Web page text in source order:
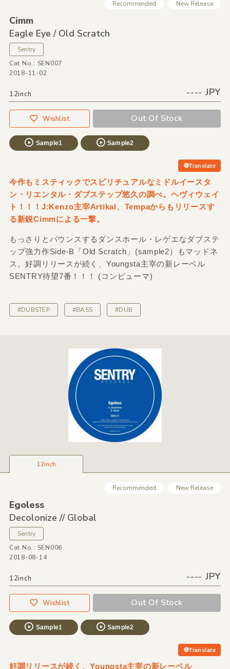
Recommended New Release
Cimm
Eagle Eye /Old Scratch
Sentry
Cat No.: SEN007
2018-11-02
12inch ---- JPY
Wishlist Out Of Stock
Sample1 Sample2
Translate
今作もミスティックでスピリチュアルなミドルイースタ
ン・リエンタル・ダブステップ悠久の調べ。ヘヴィウェイ
ト！！！J:Kenzo主宰Artikal、Tempaからもリリースす
る新鋭Cimmによる一撃。
もっさりとバウンスするダンスホール・レゲエなダブステ
ップ強力作Side-B「Old Scratch」(sample2）もマッドネ
ス。好調リリースが続く、Youngsta主宰の新レーベル
SENTRY待望7番！！！ (コンピューマ)
#DUBSTEP #BASS #DUB
12inch
Recommended New Release
Egoless
Decolonize //Global
Sentry
Cat No.: SEN006
2018-08-14
12inch ---- JPY
Wishlist Out Of Stock
Sample1 Sample2
Translate
好調リリースが続く、Youngsta主宰の新レーベル